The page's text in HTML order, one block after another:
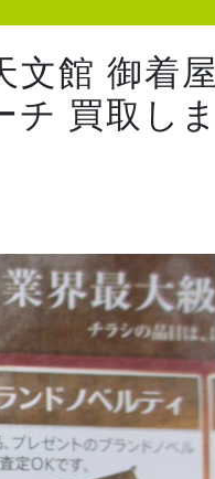
文館 御着屋
買取しま